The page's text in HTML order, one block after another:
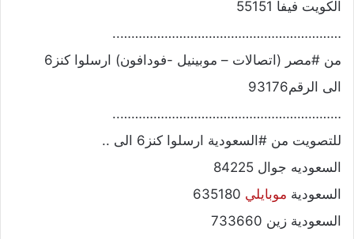
الكويت فيفا 55151
……………………………………………………..
من #مصر (اتصالات – موبينيل -فودافون) ارسلوا كنز6
الى الرقم93176
……………………………………………………..
للتصويت من #السعودية ارسلوا كنز6 الى ..
السعوديه جوال 84225
السعودية موبايلي
السعودية زين 733660